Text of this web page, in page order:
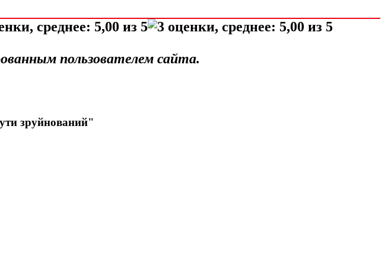
пользователем сайта.
зруйнований"